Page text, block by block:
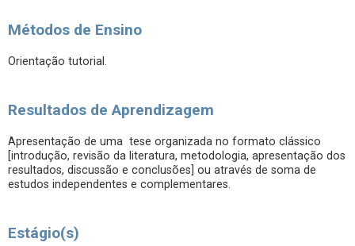
Métodos de Ensino
Orientação tutorial.
Resultados de Aprendizagem
Apresentação de uma tese organizada no formato clássico
[introdução, revisão da literatura, metodologia, apresentação dos
resultados, discussão e conclusões] ou através de soma de
estudos independentes e complementares.
Estágio(s)